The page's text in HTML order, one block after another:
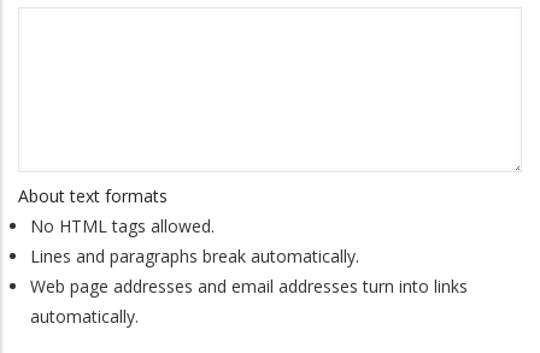
About text formats
No HTML tags allowed.
Lines and paragraphs break automatically.
Web page addresses and email addresses turn into links
automatically.